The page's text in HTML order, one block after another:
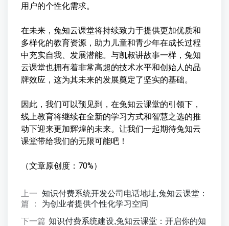
用户的个性化需求。
在未来，兔知云课堂将持续致力于提供更加优质和
多样化的教育资源，助力儿童和青少年在成长过程
中充实自我、发展潜能。与凯叔讲故事一样，兔知
云课堂也拥有着非常高超的技术水平和创始人的品
牌效应，这为其未来的发展奠定了坚实的基础。
因此，我们可以预见到，在兔知云课堂的引领下，
线上教育将继续在全新的学习方式和智慧之选的推
动下迎来更加辉煌的未来。让我们一起期待兔知云
课堂带给我们的无限可能吧！
（文章原创度：70%）
上一
篇 ：
知识付费系统开发公司电话地址,兔知云课堂：
为创业者提供个性化学习空间
下一篇 知识付费系统建设,兔知云课堂：开启你的知